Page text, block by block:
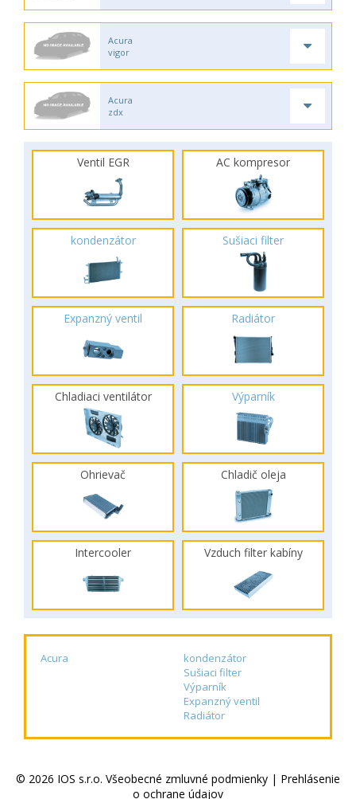
Acura
vigor
Acura
zdx
Ventil EGR AC kompresor
kondenzátor Sušiaci filter
Expanzný ventil Radiátor
Chladiaci ventilátor Výparník
Ohrievač Chladič oleja
Intercooler Vzduch filter kabíny
Acura
kondenzátor
Sušiaci filter
Výparník
Expanzný ventil
Radiátor
© 2026 IOS s.r.o. Všeobecné zmluvné podmienky | Prehlásenie
o ochrane údajov